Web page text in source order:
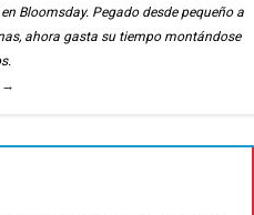
Bloomsday. Pegado desde pequeño a
ahora gasta su tiempo montándose
→